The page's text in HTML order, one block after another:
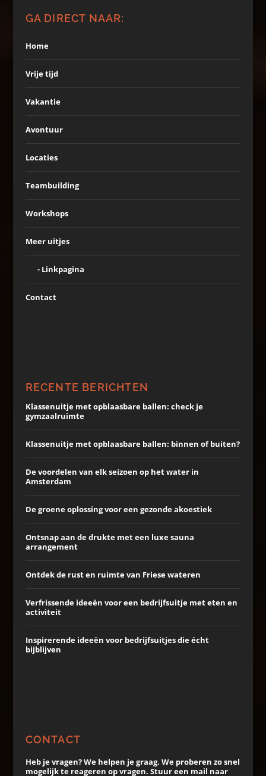
GA DIRECT NAAR:
Home
Vrije tijd
Vakantie
Avontuur
Locaties
Teambuilding
Workshops
Meer uitjes
Linkpagina
Contact
RECENTE BERICHTEN
Klassenuitje met opblaasbare ballen: check je
gymzaalruimte
Klassenuitje met opblaasbare ballen: binnen of buiten?
De voordelen van elk seizoen op het water in
Amsterdam
De groene oplossing voor een gezonde akoestiek
Ontsnap aan de drukte met een luxe sauna
arrangement
Ontdek de rust en ruimte van Friese wateren
Verfrissende ideeën voor een bedrijfsuitje met eten en
activiteit
Inspirerende ideeën voor bedrijfsuitjes die écht
bijblijven
CONTACT
Heb je vragen? We helpen je graag. We proberen zo snel
mogelijk te reageren op vragen. Stuur een mail naar